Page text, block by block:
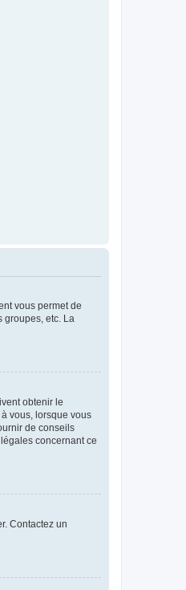
vous permet de
groupes, etc. La
obtenir le
vous, lorsque vous
de conseils
concernant ce
Contactez un